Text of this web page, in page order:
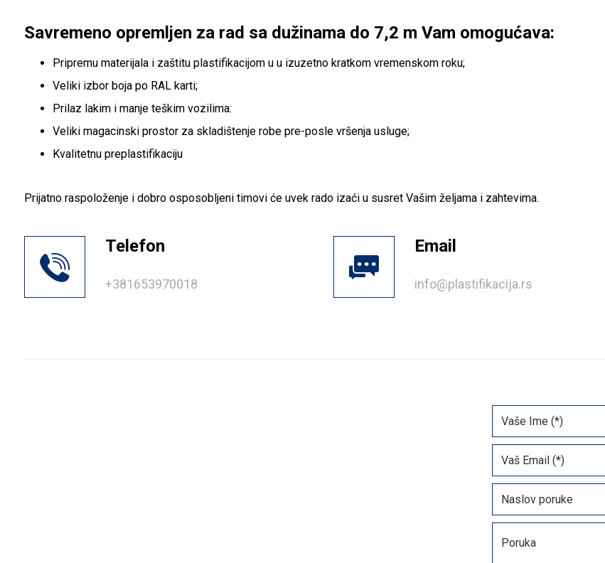
Savremeno opremljen za rad sa dužinama do 7,2 m Vam omogućava:
Pripremu materijala i zaštitu plastifikacijom u u izuzetno kratkom vremenskom roku;
Veliki izbor boja po RAL karti;
Prilaz lakim i manje teškim vozilima:
Veliki magacinski prostor za skladištenje robe pre-posle vršenja usluge;
Kvalitetnu preplastifikaciju
Prijatno raspoloženje i dobro osposobljeni timovi će uvek rado izaći u susret Vašim željama i zahtevima.
Telefon
+381653970018
Email
info@plastifikacija.rs